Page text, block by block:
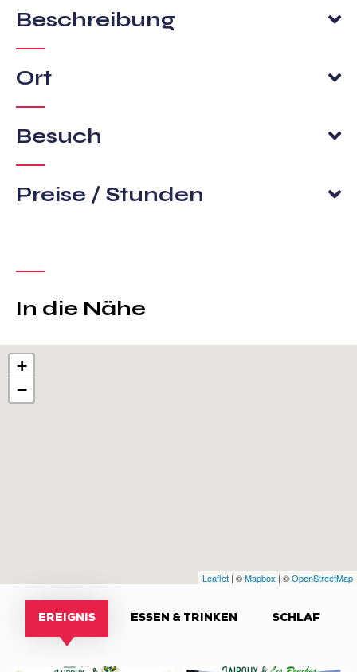
Beschreibung
Ort
Besuch
Preise / Stunden
In die Nähe
+
−
Leaflet | ©Mapbox | ©OpenStreetMap
EREIGNIS ESSEN & TRINKEN SCHLAF